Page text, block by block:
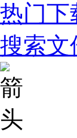
热门下
搜索文